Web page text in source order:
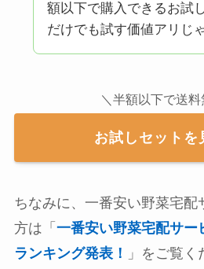
額以下で購入できるお試
だけでも試す価値アリじ
＼半額以下で送料
お試しセットを
ちなみに、一番安い野菜宅配
方は「 一番安い野菜宅配サー
ランキング発表！
」をご覧